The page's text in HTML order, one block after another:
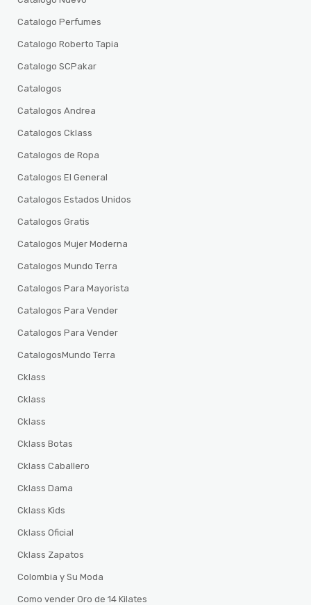
Catalogo Perfumes
Catalogo Roberto Tapia
Catalogo SCPakar
Catalogos
Catalogos Andrea
Catalogos Cklass
Catalogos de Ropa
Catalogos El General
Catalogos Estados Unidos
Catalogos Gratis
Catalogos Mujer Moderna
Catalogos Mundo Terra
Catalogos Para Mayorista
Catalogos Para Vender
Catalogos Para Vender
CatalogosMundo Terra
Cklass
Cklass
Cklass
Cklass Botas
Cklass Caballero
Cklass Dama
Cklass Kids
Cklass Oficial
Cklass Zapatos
Colombia y Su Moda
Como vender Oro de 14 Kilates